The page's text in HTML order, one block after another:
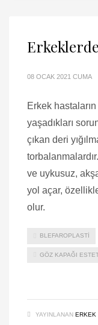
08 OCAK 2021 CUMA
Erkek
yaşadıkları
çıkan deri
ve uykusuz,
yol açar,
olur.
BLEFAROPLASTI
GÖZ KAPAĞI
YAYINLANAN ERKEK